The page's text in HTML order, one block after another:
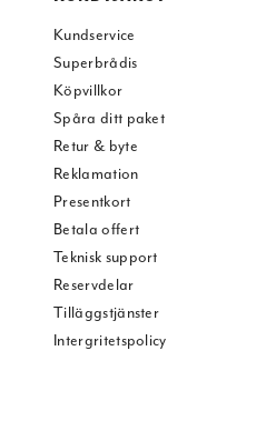
Kundservice
Superbrådis
Köpvillkor
Spåra ditt paket
Retur & byte
Reklamation
Presentkort
Betala offert
Teknisk support
Reservdelar
Tilläggstjänster
Intergritetspolicy